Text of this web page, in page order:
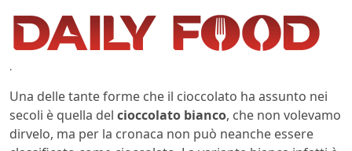
.
Una delle tante forme che il cioccolato ha assunto nei
secoli è quella del cioccolato bianco, che non volevamo
dirvelo, ma per la cronaca non può neanche essere